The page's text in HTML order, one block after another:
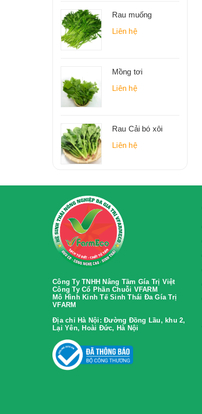
Rau muống
Liên hệ
Mồng tơi
Liên hệ
Rau Cải bó xôi
Liên hệ
Công Ty TNHH Nâng Tầm Gía Trị Việt
Công Ty Cổ Phần Chuỗi VFARM
Mô Hình Kinh Tế Sinh Thái Đa Gía Trị
VFARM
Địa chỉ Hà Nội: Đường Đồng Lầu, khu 2,
Lại Yên, Hoài Đức, Hà Nội